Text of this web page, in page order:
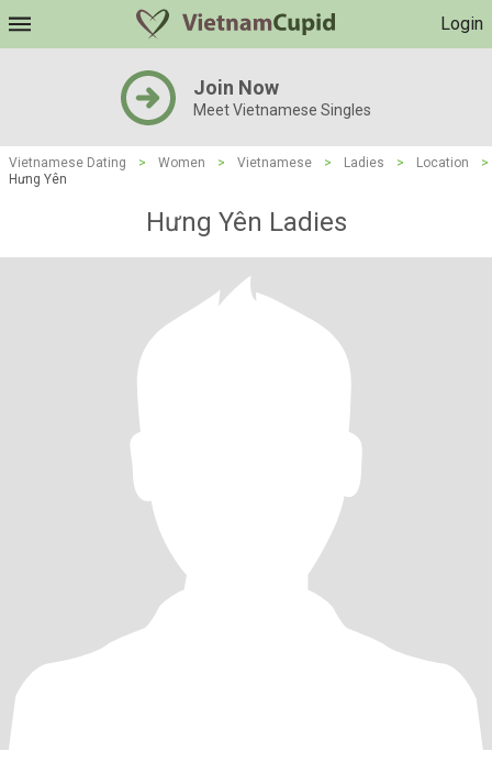
Login
Join Now
Meet Vietnamese Singles
Vietnamese Dating > Women > Vietnamese > Ladies > Location
>
Hưng Yên
Hưng Yên Ladies